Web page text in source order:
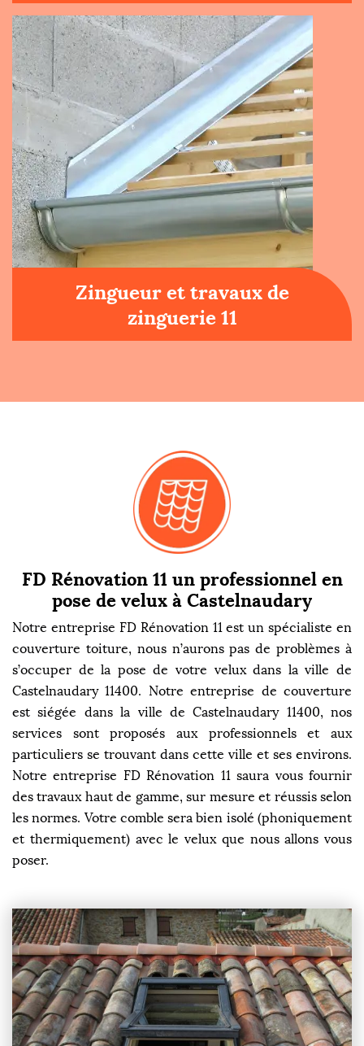
Zingueur et travaux de
zinguerie 11
FD Rénovation 11 un professionnel en
pose de velux à Castelnaudary
Notre entreprise FD Rénovation 11 est un spécialiste en
couverture toiture, nous n’aurons pas de problèmes à
s’occuper de la pose de votre velux dans la ville de
Castelnaudary 11400. Notre entreprise de couverture
est siégée dans la ville de Castelnaudary 11400, nos
services sont proposés aux professionnels et aux
particuliers se trouvant dans cette ville et ses environs.
Notre entreprise FD Rénovation 11 saura vous fournir
des travaux haut de gamme, sur mesure et réussis selon
les normes. Votre comble sera bien isolé (phoniquement
et thermiquement) avec le velux que nous allons vous
poser.